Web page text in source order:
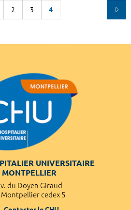
2 3 4
UNIVERSITAIRE
MONTPELLIER
du Doyen Giraud
Montpellier cedex 5